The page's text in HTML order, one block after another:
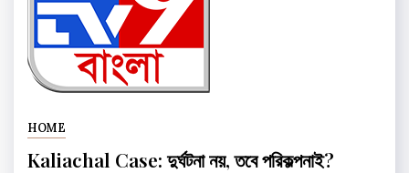
HOME
Kaliachal Case: দুর্ঘটনা নয়, তবে পরিকল্পনাই?